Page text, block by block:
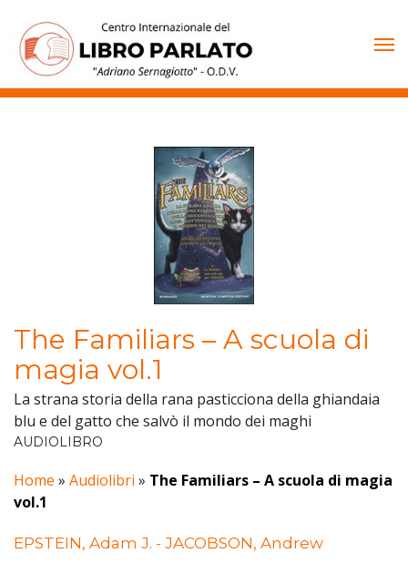
contenuto
The Familiars – A scuola di
magia vol.1
La strana storia della rana pasticciona della ghiandaia
blu e del gatto che salvò il mondo dei maghi
AUDIOLIBRO
Home » Audiolibri » The Familiars – A scuola di magia
vol.1
EPSTEIN, Adam J. - JACOBSON, Andrew